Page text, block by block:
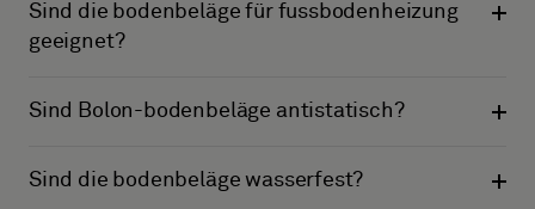
Sind die bodenbeläge für fussbodenheizung
geeignet?
Sind Bolon-bodenbeläge antistatisch?
Sind die bodenbeläge wasserfest?